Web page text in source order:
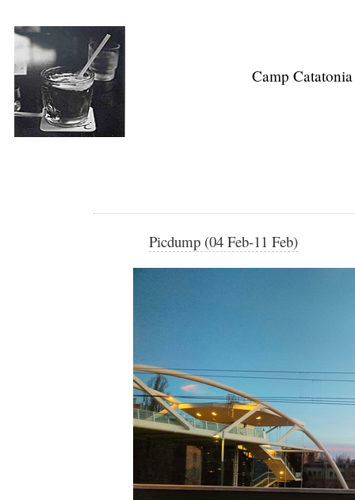
Camp Catatonia
Picdump (04 Feb-11 Feb)